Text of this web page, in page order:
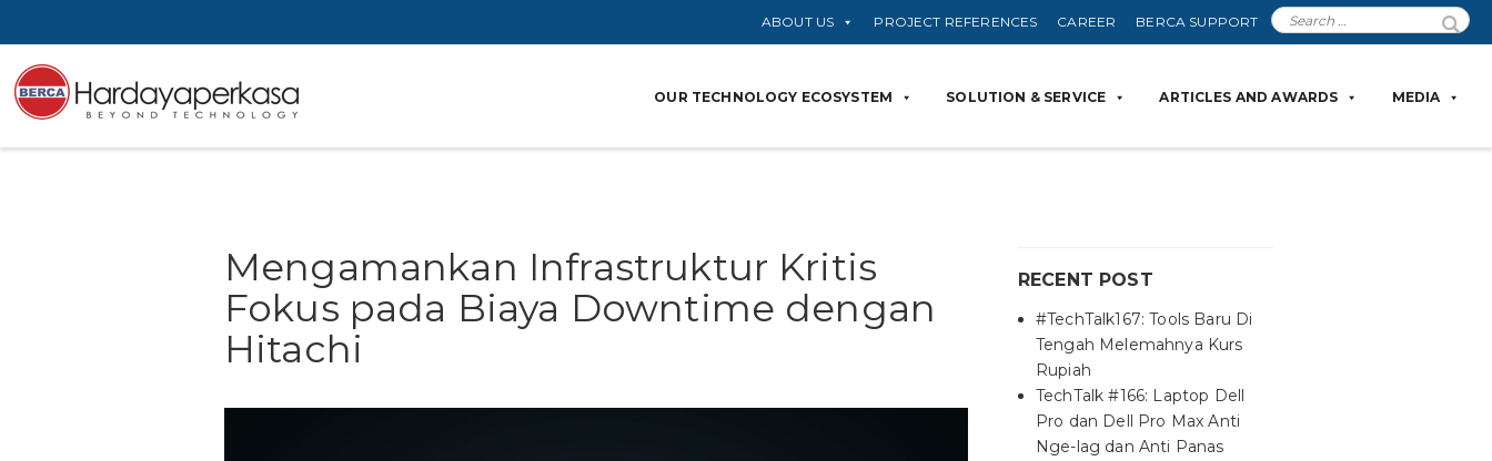
ABOUT US PROJECT REFERENCES CAREER BERCA SUPPORT
OUR TECHNOLOGY ECOSYSTEM SOLUTION & SERVICE ARTICLES AND AWARDS MEDIA
Mengamankan Infrastruktur Kritis
Fokus pada Biaya Downtime dengan
Hitachi
RECENT POST
#TechTalk167: Tools Baru Di
Tengah Melemahnya Kurs
Rupiah
TechTalk #166: Laptop Dell
Pro dan Dell Pro Max Anti
Nge-lag dan Anti Panas